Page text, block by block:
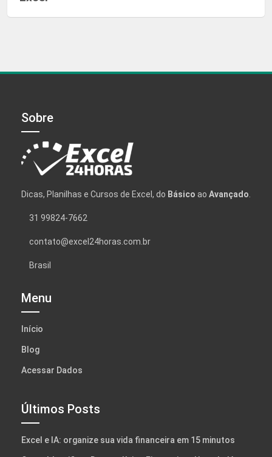
Sobre
Dicas, Planilhas e Cursos de Excel, do Básico ao Avançado.
31 99824-7662
contato@excel24horas.com.br
Brasil
Menu
Início
Blog
Acessar Dados
Últimos Posts
Excel e IA: organize sua vida financeira em 15 minutos